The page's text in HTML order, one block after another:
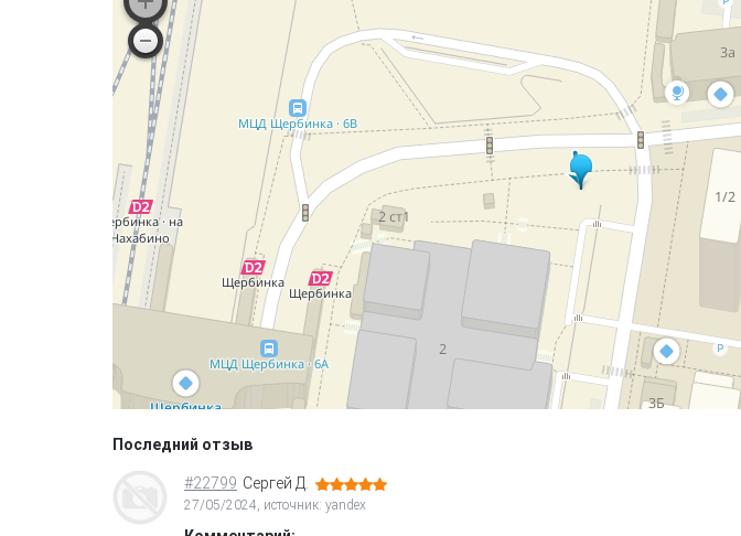
Последний отзыв
#22799 Сергей Д.
27/05/2024, источник: yandex